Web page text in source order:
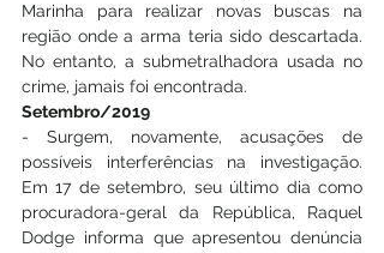
Marinha para realizar novas buscas na
região onde a arma teria sido descartada.
No entanto, a submetralhadora usada no
crime, jamais foi encontrada.
Setembro/2019
- Surgem, novamente, acusações de
possíveis interferências na investigação.
Em 17 de setembro, seu último dia como
procuradora-geral da República, Raquel
Dodge informa que apresentou denúncia